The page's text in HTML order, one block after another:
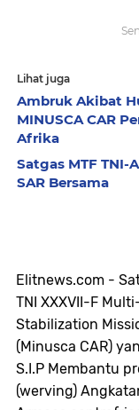
Lihat juga
Ambruk Akibat
MINUSCA CAR
Afrika
Satgas MTF
SAR Bersama
Elitnews.com -
TNI XXXVII-F
Stabilization
(Minusca CAR)
S.I.P Membantu
(werving)